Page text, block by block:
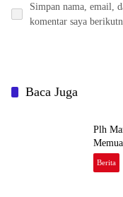
Simpan nama, email,
komentar saya
Baca Juga
Plh
Berita